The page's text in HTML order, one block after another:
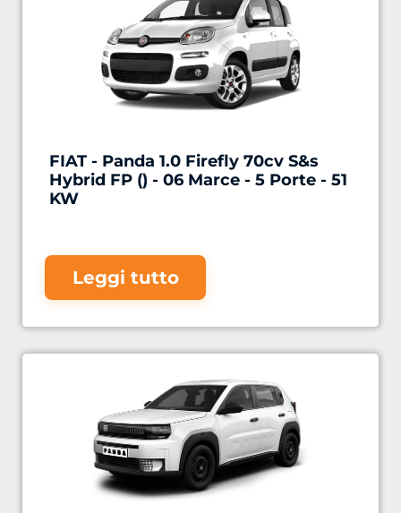
FIAT - Panda 1.0 Firefly 70cv S&s
Hybrid FP () - 06 Marce - 5 Porte - 51
KW
Leggi tutto